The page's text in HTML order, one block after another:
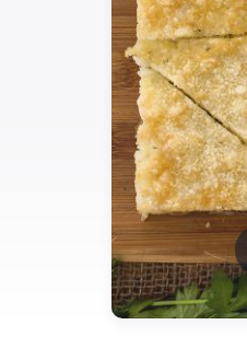
Dernieres recettes
IT Website